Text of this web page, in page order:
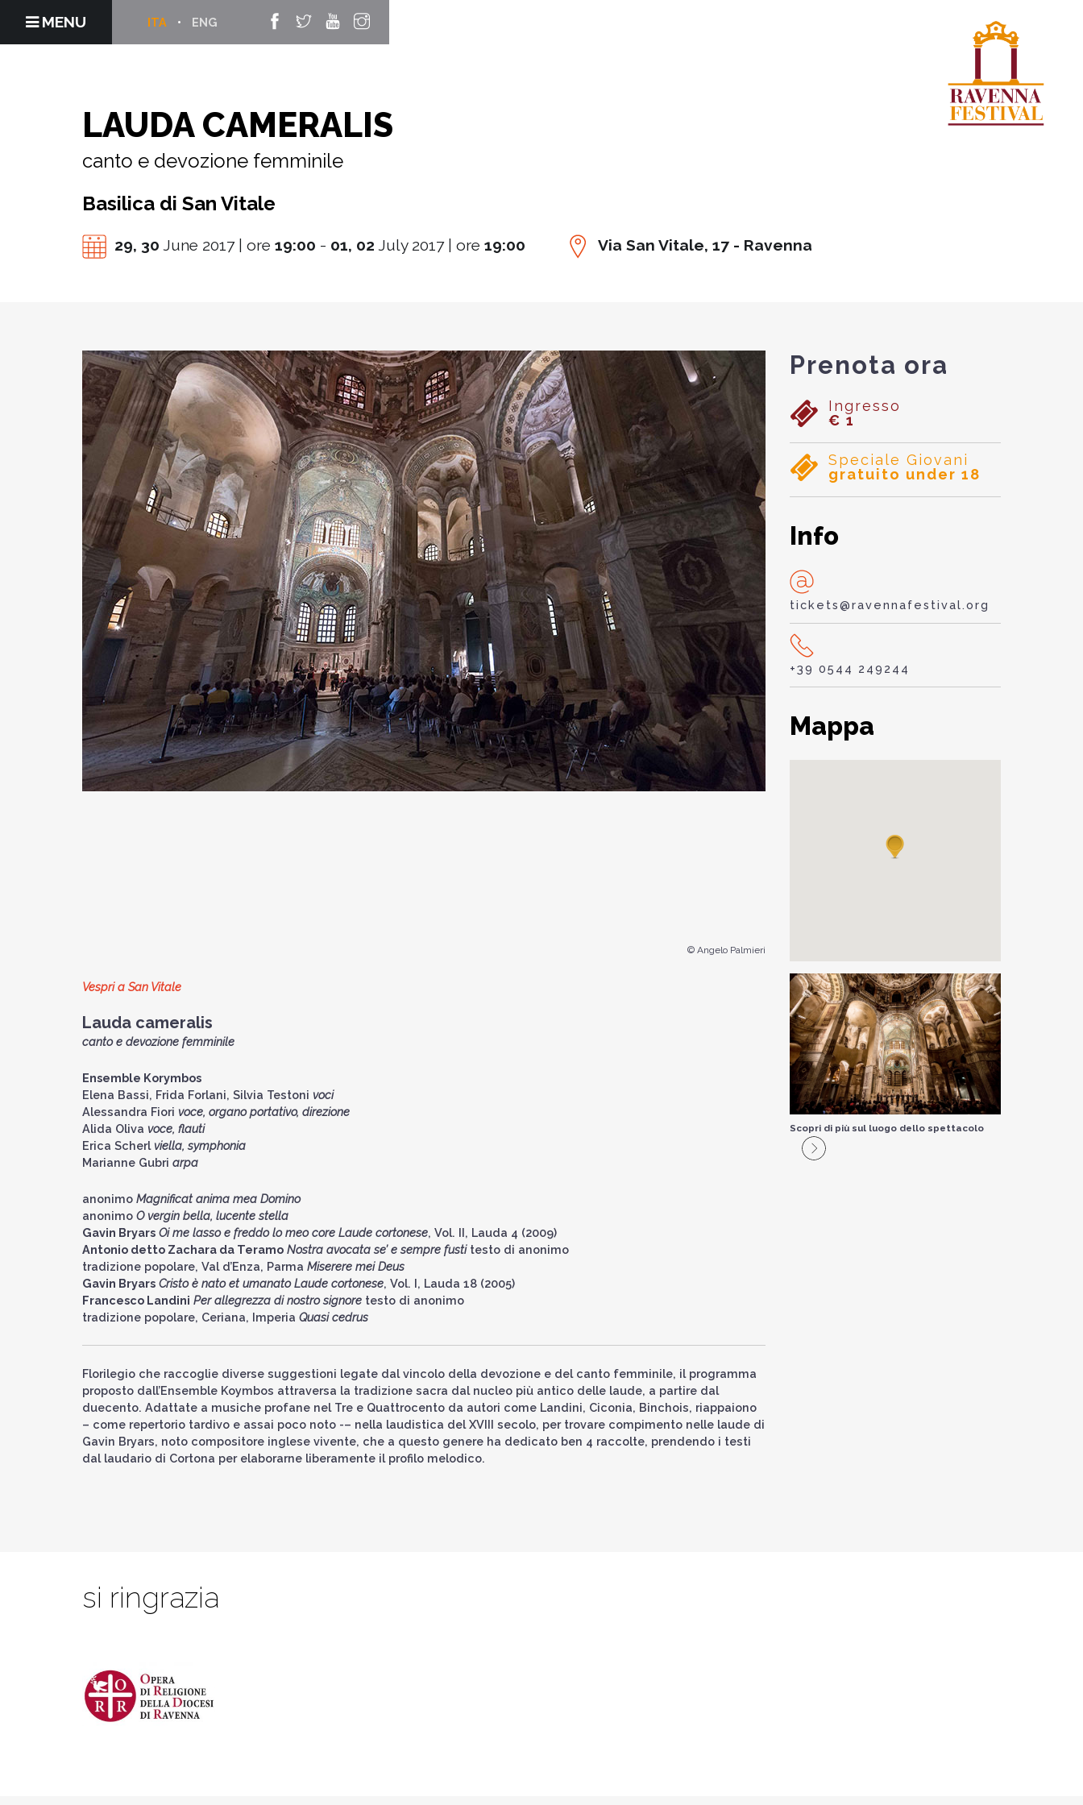
MENU ENG
ITA
LAUDA CAMERALIS
canto e devozione femminile
Basilica di San Vitale
29, 30 June 2017 | ore 19:00 - 01, 02 July 2017 | ore 19:00 Via San Vitale, 17 - Ravenna
© Angelo Palmieri
Vespri a San Vitale
Lauda cameralis
canto e devozione femminile
Ensemble Korymbos
Elena Bassi, Frida Forlani, Silvia Testoni voci
Alessandra Fiori voce, organo portativo, direzione
Alida Oliva voce, flauti
Erica Scherl viella, symphonia
Marianne Gubri arpa
anonimo Magnificat anima mea Domino
anonimo O vergin bella, lucente stella
Gavin Bryars Oi me lasso e freddo lo meo core Laude cortonese, Vol. II, Lauda 4 (2009)
Antonio detto Zachara da Teramo Nostra avocata se’ e sempre fustitesto di anonimo
tradizione popolare, Val d’Enza, Parma Miserere mei Deus
Gavin Bryars Cristo è nato et umanato Laude cortonese, Vol. I, Lauda 18 (2005)
Francesco Landini Per allegrezza di nostro signore testo di anonimo
tradizione popolare, Ceriana, Imperia Quasi cedrus
Florilegio che raccoglie diverse suggestioni legate dal vincolo della devozione e del canto femminile, il programma
proposto dall’Ensemble Koymbos attraversa la tradizione sacra dal nucleo più antico delle laude, a partire dal
duecento. Adattate a musiche profane nel Tre e Quattrocento da autori come Landini, Ciconia, Binchois, riappaiono
– come repertorio tardivo e assai poco noto -– nella laudistica del XVIII secolo, per trovare compimento nelle laude di
Gavin Bryars, noto compositore inglese vivente, che a questo genere ha dedicato ben 4 raccolte, prendendo i testi
dal laudario di Cortona per elaborarne liberamente il profilo melodico.
Prenota ora
Ingresso
€ 1
Speciale Giovani
gratuito under 18
Info
tickets@ravennafestival.org
+39 0544 249244
Mappa
Scopri di più sul luogo dello spettacolo
si ringrazia